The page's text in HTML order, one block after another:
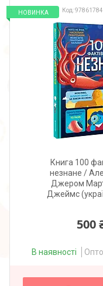
НОВИНКА
Книга 100
незнане /
Джером
Джеймс
500
В наявності